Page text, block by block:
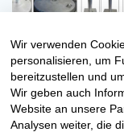
Wir verwenden
personalisieren, um
bereitzustellen und
Wir geben auch
Website an unsere
Analysen weiter, die